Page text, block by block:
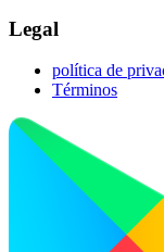
Legal
política de
Términos